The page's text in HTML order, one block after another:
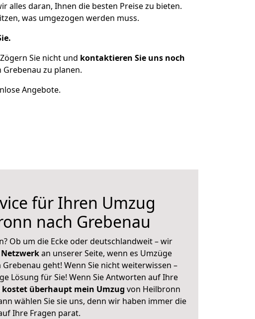
alles daran, Ihnen die besten Preise zu bieten.
was umgezogen werden muss.
Zögern Sie nicht und kontaktieren Sie uns noch
zu planen.
Angebote.
für Ihren Umzug
nach Grebenau
Ob um die Ecke oder deutschlandweit – wir
an unserer Seite, wenn es Umzüge
geht! Wenn Sie nicht weiterwissen –
Lösung für Sie! Wenn Sie Antworten auf Ihre
kostet überhaupt mein Umzug von Heilbronn
wählen Sie sie uns, denn wir haben immer die
Ihre Fragen parat.